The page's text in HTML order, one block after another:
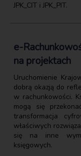
JPK_CIT i JPK_PIT.
e-
na projektach
Uruchomienie
dobrą okazją do
w rachunkowości.
mogą się
transformacja
właściwych
się na inne
księgowych.